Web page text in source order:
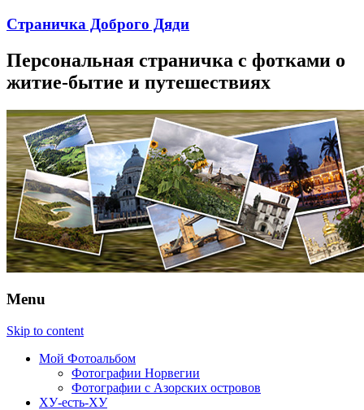
Страничка Доброго Дяди
Персональная страничка с фотками о
житие-бытие и путешествиях
Menu
Skip to content
Мой Фотоальбом
Фотографии Норвегии
Фотографии с Азорских островов
ХУ-есть-ХУ